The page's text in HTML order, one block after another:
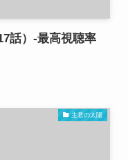
話）-最高視聴率
主君の太陽